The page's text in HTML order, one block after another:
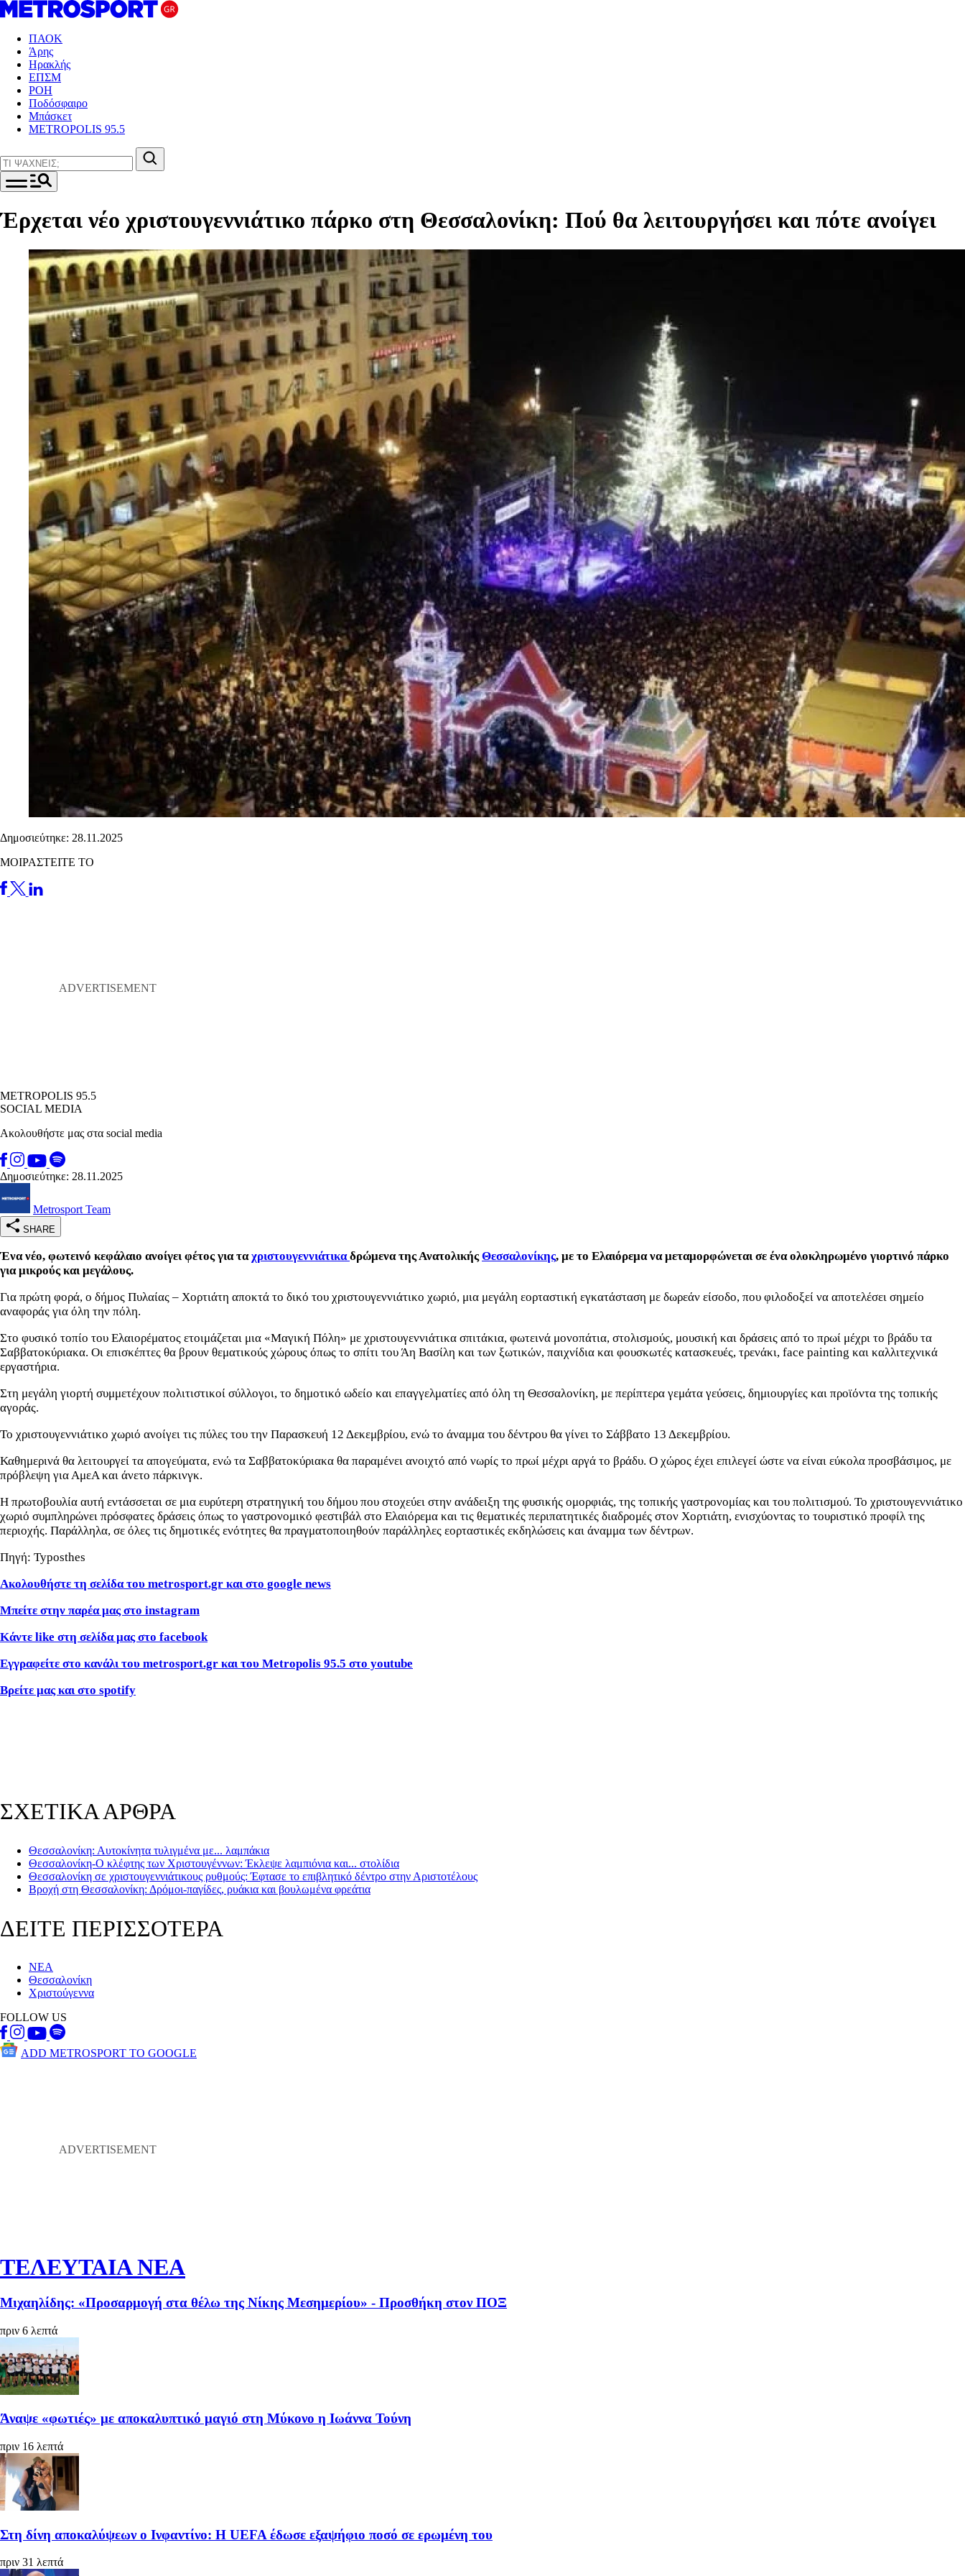
ΠΑΟΚ
Άρης
Ηρακλής
ΕΠΣΜ
ΡΟΗ
Ποδόσφαιρο
Μπάσκετ
METROPOLIS 95.5
Έρχεται νέο χριστουγεννιάτικο πάρκο στη Θεσσαλονίκη: Πού θα λειτουργήσει και πότε ανοίγει
Δημοσιεύτηκε: 28.11.2025
ΜΟΙΡΑΣΤΕΙΤΕ ΤΟ
METROPOLIS 95.5
SOCIAL MEDIA
Ακολουθήστε μας στα social media
Δημοσιεύτηκε: 28.11.2025
Metrosport Team
SHARE
Ένα νέο, φωτεινό κεφάλαιο ανοίγει φέτος για ταχριστουγεννιάτικαδρώμενα της ΑνατολικήςΘεσσαλονίκης, με το Ελαιόρεμα να μεταμορφώνεται σε ένα ολοκληρωμένο γιορτινό πάρκο
για μικρούς και μεγάλους.
Για πρώτη φορά, ο δήμος Πυλαίας – Χορτιάτη αποκτά το δικό του χριστουγεννιάτικο χωριό, μια μεγάλη εορταστική εγκατάσταση με δωρεάν είσοδο, που φιλοδοξεί να αποτελέσει σημείο
αναφοράς για όλη την πόλη.
Στο φυσικό τοπίο του Ελαιορέματος ετοιμάζεται μια «Μαγική Πόλη» με χριστουγεννιάτικα σπιτάκια, φωτεινά μονοπάτια, στολισμούς, μουσική και δράσεις από το πρωί μέχρι το βράδυ τα
Σαββατοκύριακα. Οι επισκέπτες θα βρουν θεματικούς χώρους όπως το σπίτι του Άη Βασίλη και των ξωτικών, παιχνίδια και φουσκωτές κατασκευές, τρενάκι, face painting και καλλιτεχνικά
εργαστήρια.
Στη μεγάλη γιορτή συμμετέχουν πολιτιστικοί σύλλογοι, το δημοτικό ωδείο και επαγγελματίες από όλη τη Θεσσαλονίκη, με περίπτερα γεμάτα γεύσεις, δημιουργίες και προϊόντα της τοπικής
αγοράς.
Το χριστουγεννιάτικο χωριό ανοίγει τις πύλες του την Παρασκευή 12 Δεκεμβρίου, ενώ το άναμμα του δέντρου θα γίνει το Σάββατο 13 Δεκεμβρίου.
Καθημερινά θα λειτουργεί τα απογεύματα, ενώ τα Σαββατοκύριακα θα παραμένει ανοιχτό από νωρίς το πρωί μέχρι αργά το βράδυ. Ο χώρος έχει επιλεγεί ώστε να είναι εύκολα προσβάσιμος, με
πρόβλεψη για ΑμεΑ και άνετο πάρκινγκ.
Η πρωτοβουλία αυτή εντάσσεται σε μια ευρύτερη στρατηγική του δήμου που στοχεύει στην ανάδειξη της φυσικής ομορφιάς, της τοπικής γαστρονομίας και του πολιτισμού. Το χριστουγεννιάτικο
χωριό συμπληρώνει πρόσφατες δράσεις όπως το γαστρονομικό φεστιβάλ στο Ελαιόρεμα και τις θεματικές περιπατητικές διαδρομές στον Χορτιάτη, ενισχύοντας το τουριστικό προφίλ της
περιοχής. Παράλληλα, σε όλες τις δημοτικές ενότητες θα πραγματοποιηθούν παράλληλες εορταστικές εκδηλώσεις και άναμμα των δέντρων.
Πηγή: Typosthes
Ακολουθήστε τη σελίδα του metrosport.gr και στο google news
Μπείτε στην παρέα μας στο instagram
Κάντε like στη σελίδα μας στο facebook
Εγγραφείτε στο κανάλι του metrosport.gr και του Metropolis 95.5 στο youtube
Βρείτε μας και στο spotify
ΣΧΕΤΙΚΑ ΑΡΘΡΑ
Θεσσαλονίκη: Αυτοκίνητα τυλιγμένα με... λαμπάκια
Θεσσαλονίκη-Ο κλέφτης των Χριστουγέννων: Έκλεψε λαμπιόνια και... στολίδια
Θεσσαλονίκη σε χριστουγεννιάτικους ρυθμούς: Έφτασε το επιβλητικό δέντρο στην Αριστοτέλους
Βροχή στη Θεσσαλονίκη: Δρόμοι-παγίδες, ρυάκια και βουλωμένα φρεάτια
ΔΕΙΤΕ ΠΕΡΙΣΣΟΤΕΡΑ
ΝΕΑ
Θεσσαλονίκη
Χριστούγεννα
FOLLOW US
ADD METROSPORT TO GOOGLE
ΤΕΛΕΥΤΑΙΑ ΝΕΑ
Μιχαηλίδης: «Προσαρμογή στα θέλω της Νίκης Μεσημερίου» - Προσθήκη στον ΠΟΞ
πριν 6 λεπτά
Άναψε «φωτιές» με αποκαλυπτικό μαγιό στη Μύκονο η Ιωάννα Τούνη
πριν 16 λεπτά
Στη δίνη αποκαλύψεων ο Ινφαντίνο: H UEFA έδωσε εξαψήφιο ποσό σε ερωμένη του
πριν 31 λεπτά